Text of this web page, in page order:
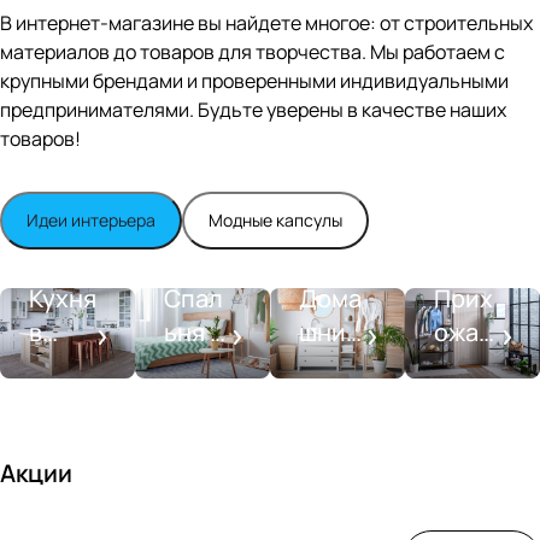
n
Whit
e
satin
В интернет-магазине вы найдете многое: от строительных
материалов до товаров для творчества. Мы работаем с
крупными брендами и проверенными индивидуальными
предпринимателями. Будьте уверены в качестве наших
товаров!
Идеи интерьера Модные капсулы
Кухня
в
стиле
Спал
ьня в
совре
Дома
шний
SPA-
Прих
ожая
со
Акции